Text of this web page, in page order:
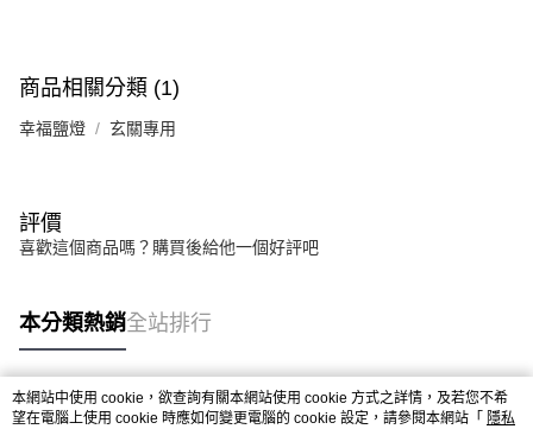
商品相關分類 (1)
幸福鹽燈 玄關專用
評價
喜歡這個商品嗎？購買後給他一個好評吧
本分類熱銷全站排行
熱門標籤
本網站中使用 cookie，欲查詢有關本網站使用 cookie 方式之詳情，及若您不希
望在電腦上使用 cookie 時應如何變更電腦的 cookie 設定，請參閱本網站「 隱私